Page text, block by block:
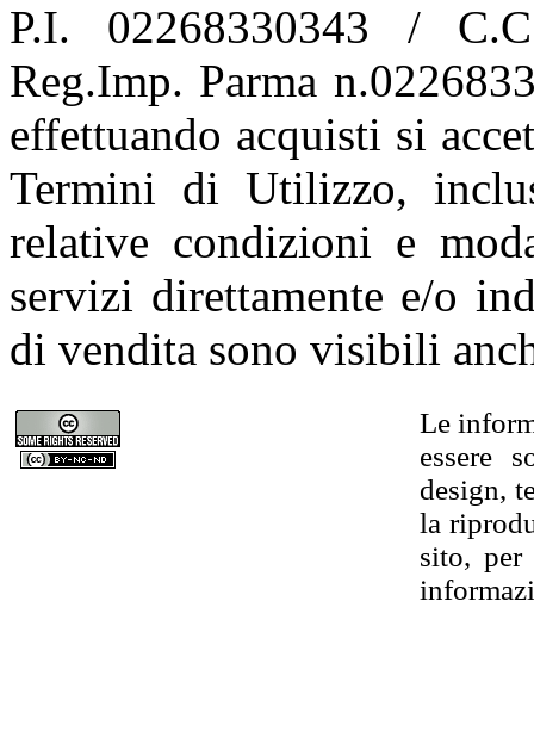
P.I. 02268330343 /
Reg.Imp. Parma
effettuando acquisti si
Termini di Utilizzo,
relative condizioni e
servizi direttamente e/o
di vendita sono visibili
Le
essere
design,
la
sito,